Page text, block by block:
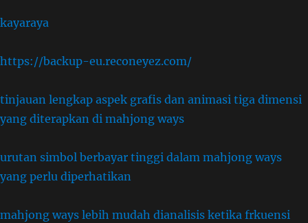
kayaraya
https://backup-eu.reconeyez.com/
tinjauan lengkap aspek grafis dan animasi tiga dimensi
yang diterapkan di mahjong ways
urutan simbol berbayar tinggi dalam mahjong ways
yang perlu diperhatikan
mahjong ways lebih mudah dianalisis ketika frkuensi